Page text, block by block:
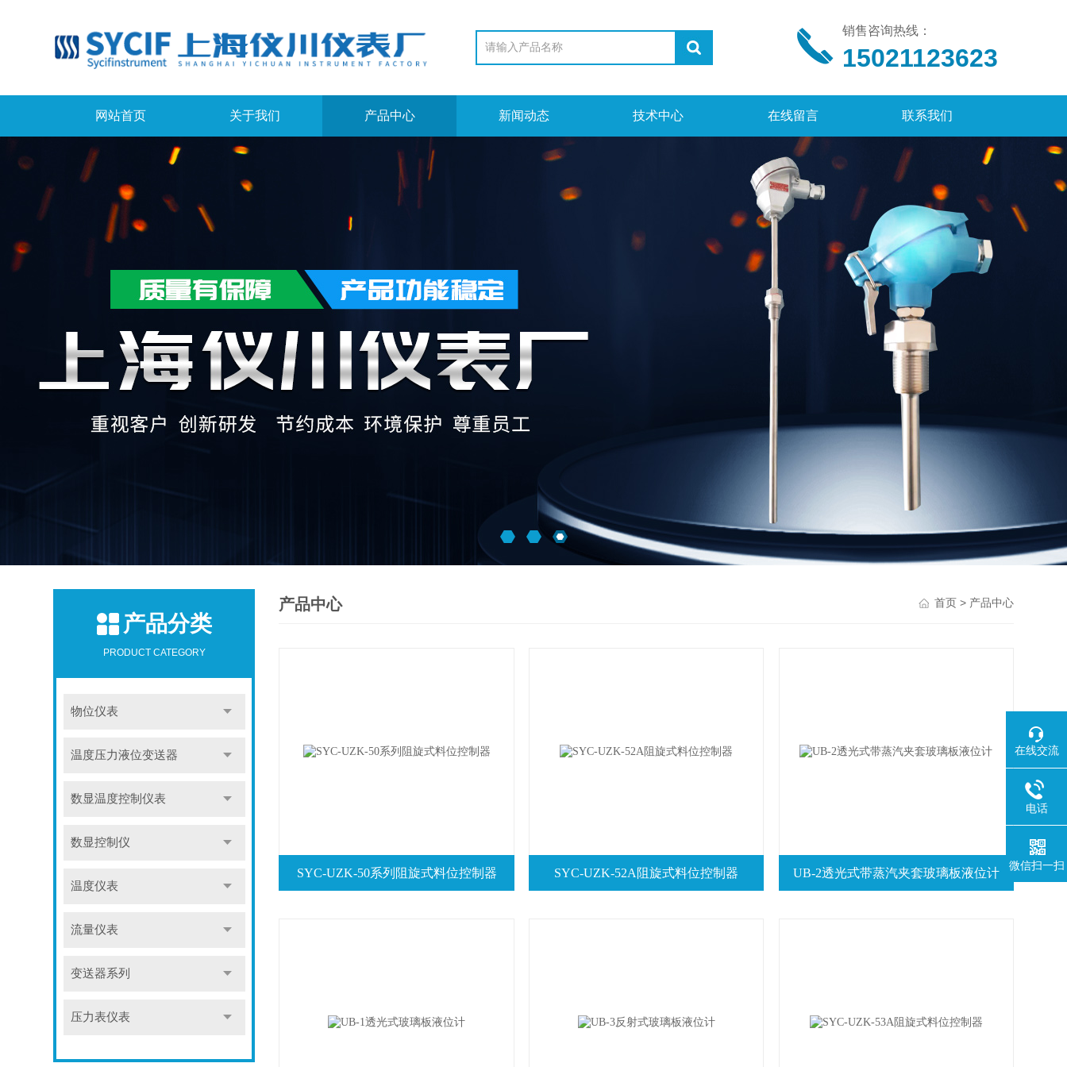
销售咨询热线：
15021123623
网站首页 关于我们 产品中心 新闻动态 技术中心 在线留言 联系我们
产品分类
PRODUCT CATEGORY
物位仪表
温度压力液位变送器
数显温度控制仪表
数显控制仪
温度仪表
流量仪表
变送器系列
压力表仪表
产品中心 首页> 产品中心
SYC-UZK-50系列阻旋式料位控制器 SYC-UZK-52A阻旋式料位控制器 UB-2透光式带蒸汽夹套玻璃板液位计
在线交流
电话
微信扫一扫